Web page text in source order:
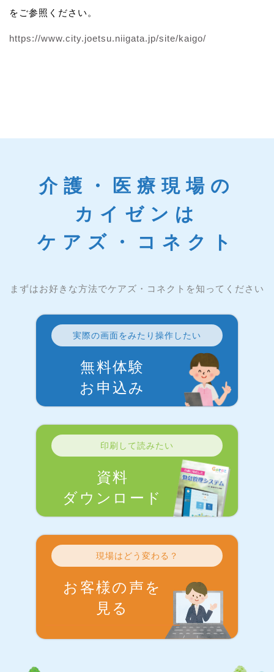
をご参照ください。
https://www.city.joetsu.niigata.jp/site/kaigo/
介護・医療現場の
カイゼンは
ケアズ・コネクト
まずはお好きな方法でケアズ・コネクトを知ってください
実際の画面をみたり操作したい
無料体験
お申込み
印刷して読みたい
資料
ダウンロード
現場はどう変わる？
お客様の声を
見る